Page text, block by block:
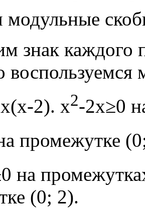
модульные
знак
воспользуемся
2). x2-2х≥0
промежутке
на
(0; 2).